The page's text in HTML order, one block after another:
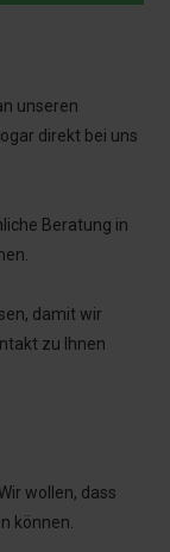
unseren
direkt bei uns
Beratung in
damit wir
zu Ihnen
wollen, dass
können.